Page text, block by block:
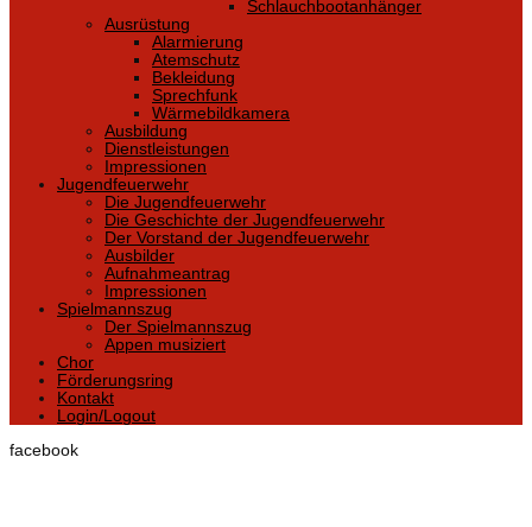
Schlauchbootanhänger
Ausrüstung
Alarmierung
Atemschutz
Bekleidung
Sprechfunk
Wärmebildkamera
Ausbildung
Dienstleistungen
Impressionen
Jugendfeuerwehr
Die Jugendfeuerwehr
Die Geschichte der Jugendfeuerwehr
Der Vorstand der Jugendfeuerwehr
Ausbilder
Aufnahmeantrag
Impressionen
Spielmannszug
Der Spielmannszug
Appen musiziert
Chor
Förderungsring
Kontakt
Login/Logout
facebook